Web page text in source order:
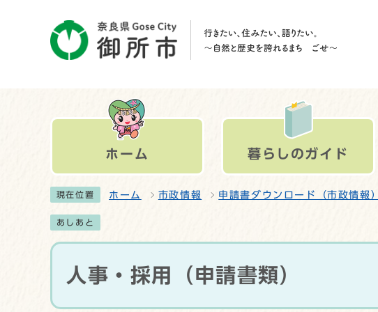
ホーム 暮らしのガイド
現在位置 ホーム 市政情報 申請書ダウンロード（市政情報）
あしあと
人事・採用（申請書類）